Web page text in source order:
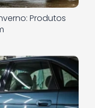
Produtos